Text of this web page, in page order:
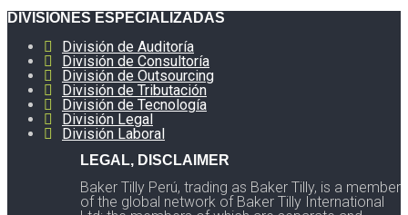
DIVISIONES ESPECIALIZADAS
División de Auditoría
División de Consultoría
División de Outsourcing
División de Tributación
División de Tecnología
División Legal
División Laboral
LEGAL, DISCLAIMER
Baker Tilly Perú, trading as Baker Tilly, is a member
of the global network of Baker Tilly International